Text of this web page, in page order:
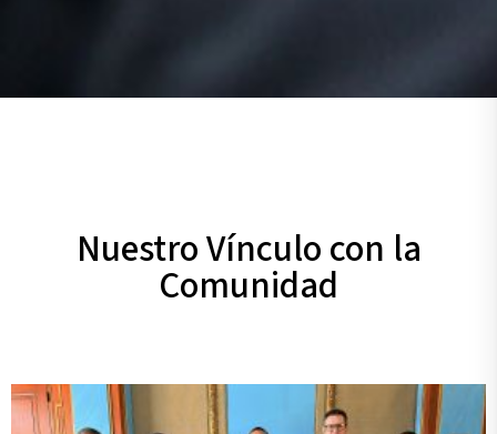
Nuestro Vínculo con la
Comunidad